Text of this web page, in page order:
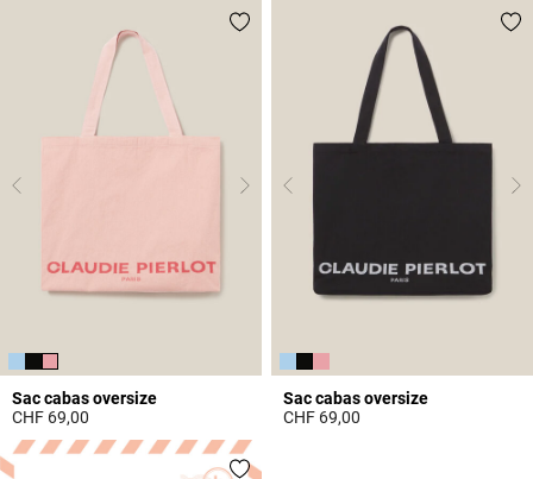
Sac cabas oversize
CHF 69,00
Sac cabas oversize
CHF 69,00